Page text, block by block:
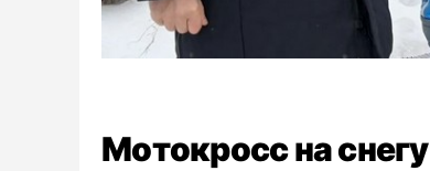
Мотокросс на снегу